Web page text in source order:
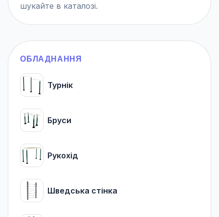
шукайте в каталозі.
ОБЛАДНАННЯ
Турнік
Бруси
Рукохід
Шведська стінка